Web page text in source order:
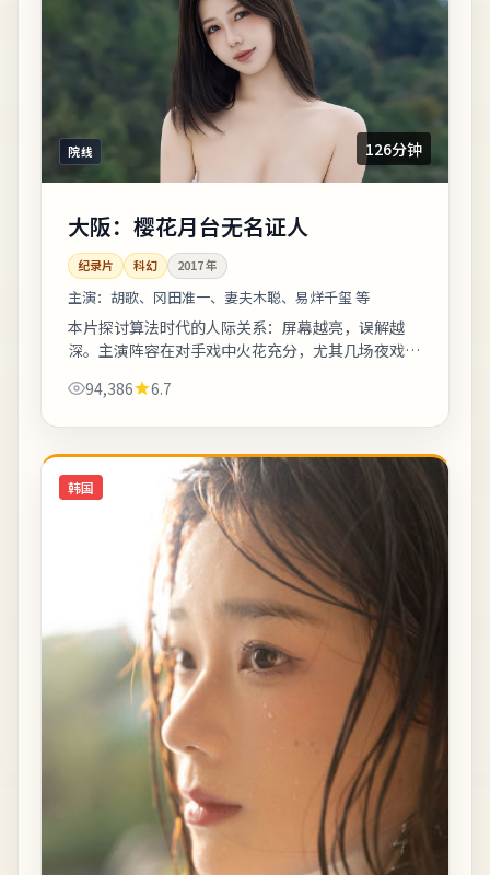
院线 126分钟
大阪：樱花月台无名证人
纪录片 科幻 2017年
主演： 胡歌、冈田准一、妻夫木聪、易烊千玺 等
本片探讨算法时代的人际关系：屏幕越亮，误解越
深。主演阵容在对手戏中火花充分，尤其几场夜戏台
时解锁更多前后呼应。《大阪：樱花月台无名...
94,386 6.7
韩国